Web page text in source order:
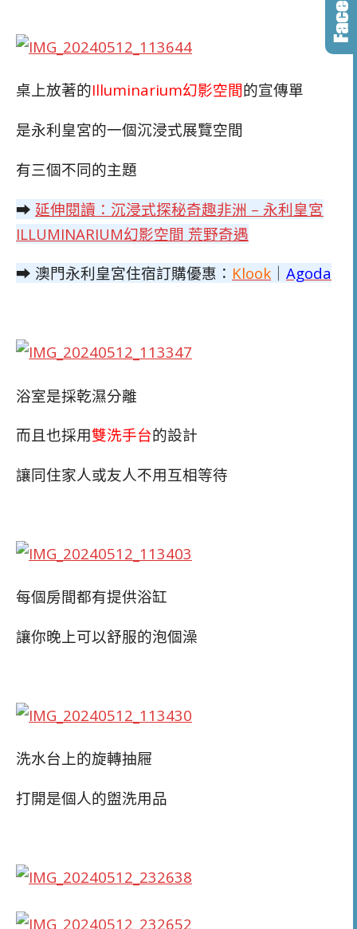
桌上放著的Illuminarium幻影空間的宣傳單
是永利皇宮的一個沉浸式展覽空間
有三個不同的主題
➡ 延伸閱讀：沉浸式探秘奇趣非洲 – 永利皇宮
ILLUMINARIUM幻影空間 荒野奇遇
➡ 澳門永利皇宮住宿訂購優惠： Klook Agoda
浴室是採乾濕分離
而且也採用雙洗手台的設計
讓同住家人或友人不用互相等待
每個房間都有提供浴缸
讓你晚上可以舒服的泡個澡
洗水台上的旋轉抽屜
打開是個人的盥洗用品